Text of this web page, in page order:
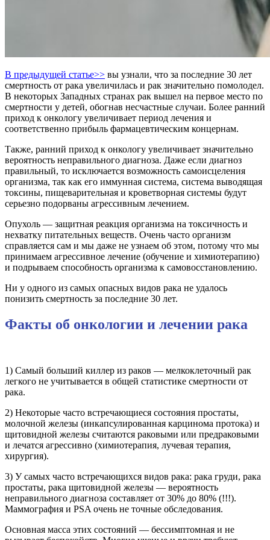
В предыдущей статье>> вы узнали, что за последние 30 лет
смертность от рака увеличилась и рак значительно помолодел.
В некоторых Западных странах рак вышел на первое место по
смертности у детей, обогнав несчастные случаи. Более ранний
приход к онкологу увеличивает период лечения и
соответственно прибыль фармацевтическим концернам.
Также, ранний приход к онкологу увеличивает значительно
вероятность неправильного диагноза. Даже если диагноз
правильный, то исключается возможность самоисцеления
организма, так как его иммунная система, система выводящая
токсины, пищеварительная и кроветворная системы будут
серьезно подорваны агрессивным лечением.
Опухоль — защитная реакция организма на токсичность и
нехватку питательных веществ. Очень часто организм
справляется сам и мы даже не узнаем об этом, потому что мы
принимаем агрессивное лечение (обучение и химиотерапию)
и подрываем способность организма к самовосстановлению.
Ни у одного из самых опасных видов рака не удалось
понизить смертность за последние 30 лет.
Факты об онкологии и лечении рака
1) Самый больший киллер из раков — мелкоклеточный рак
легкого не учитывается в общей статистике смертности от
рака.
2) Некоторые часто встречающиеся состояния простаты,
молочной железы (инкапсулированная карцинома протока) и
щитовидной железы считаются раковыми или предраковыми
и лечатся агрессивно (химиотерапия, лучевая терапия,
хирургия).
3) У самых часто встречающихся видов рака: рака груди, рака
простаты, рака щитовидной железы — вероятность
неправильного диагноза составляет от 30% до 80% (!!!).
Маммография и PSA очень не точные обследования.
Основная масса этих состояний — бессимптомная и не